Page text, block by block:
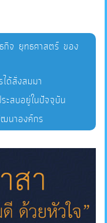
กิจ ยุทธศาสตร์ ของ
ด้สั่งสมมา
ะสบอยู่ในปัจจุบัน
นาองค์กร